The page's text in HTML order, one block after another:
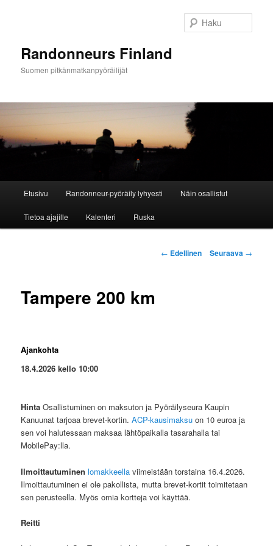
Randonneurs Finland
Suomen pitkänmatkanpyöräilijät
Etusivu Randonneur-pyöräily lyhyesti Näin osallistut
Tietoa ajajille Kalenteri Ruska
Artikkelien
← Edellinen Seuraava →
Tampere 200 km
Ajankohta
18.4.2026 kello 10:00
HintaOsallistuminen on maksuton ja Pyöräilyseura Kaupin
Kanuunat tarjoaa brevet-kortin.ACP-kausimaksu on 10 euroa ja
sen voi halutessaan maksaa lähtöpaikalla tasarahalla tai
MobilePay:lla.
Ilmoittautuminen lomakkeella viimeistään torstaina 16.4.2026.
Ilmoittautuminen ei ole pakollista, mutta brevet-kortit toimitetaan
sen perusteella. Myös omia kortteja voi käyttää.
Reitti